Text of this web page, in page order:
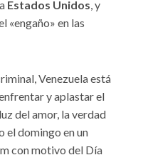
Estados Unidos, y
«engaño» en las
Venezuela está
y aplastar el
del amor, la verdad
el domingo en un
con motivo del Día